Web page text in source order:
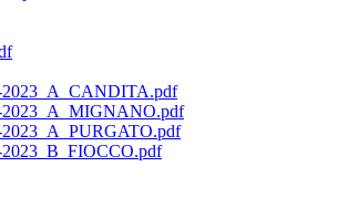
2023_A_CANDITA.pdf
2023_A_MIGNANO.pdf
2023_A_PURGATO.pdf
2023_B_FIOCCO.pdf